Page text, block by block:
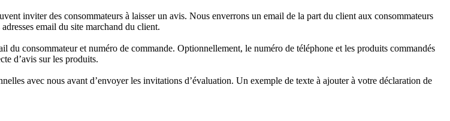
inviter des consommateurs à laisser un avis. Nous enverrons un email de la part du client aux consommateurs
email du site marchand du client.
du consommateur et numéro de commande. Optionnellement, le numéro de téléphone et les produits commandés
d’avis sur les produits.
avec nous avant d’envoyer les invitations d’évaluation. Un exemple de texte à ajouter à votre déclaration de